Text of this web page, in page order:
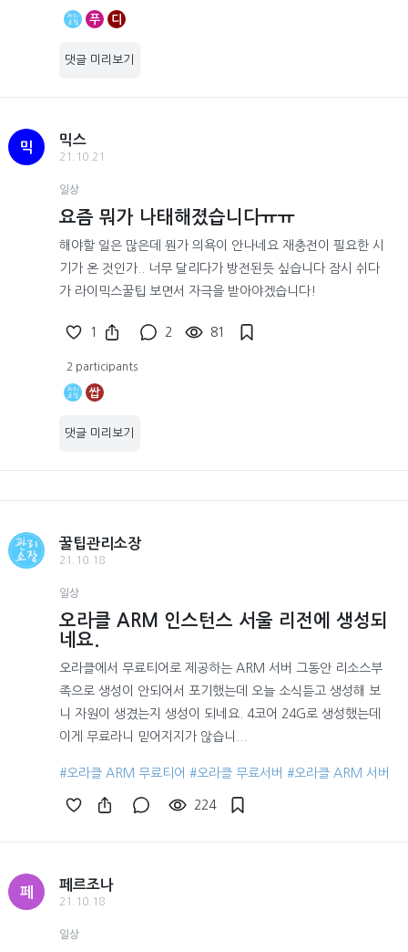
푸 디
댓글 미리보기
믹
믹스
21.10.21
일상
요즘 뭐가 나태해졌습니다ㅠㅠ
해야할 일은 많은데 뭔가 의욕이 안나네요 재충전이 필요한 시
기가 온 것인가.. 너무 달리다가 방전된듯 싶습니다 잠시 쉬다
가 라이믹스꿀팁 보면서 자극을 받아야겠습니다!
1 2 81
2 participants
쌉
댓글 미리보기
꿀팁관리소장
21.10.18
일상
오라클 ARM 인스턴스 서울 리전에 생성되
네요.
오라클에서 무료티어로 제공하는 ARM 서버 그동안 리소스부
족으로 생성이 안되어서 포기했는데 오늘 소식듣고 생성해 보
니 자원이 생겼는지 생성이 되네요. 4코어 24G로 생성했는데
이게 무료라니 믿어지지가 않습니...
#오라클 ARM 무료티어 #오라클 무료서버 #오라클 ARM 서버
224
페
페르조나
21.10.18
일상